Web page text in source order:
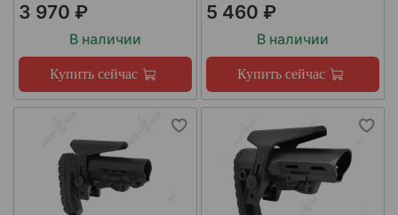
3 970 ₽
В наличии
Купить сейчас
5 460 ₽
В наличии
Купить сейчас